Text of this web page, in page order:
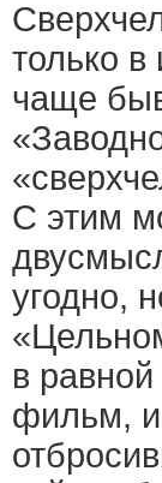
только в
чаще
С этим
угодно,
в
фильм, и